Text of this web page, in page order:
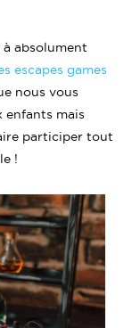
à absolument
escapes games
nous vous
enfants mais
participer tout
!